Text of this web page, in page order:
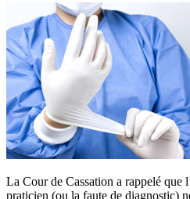
La Cour de Cassation a rappelé que
praticien (ou la faute de diagnostic)